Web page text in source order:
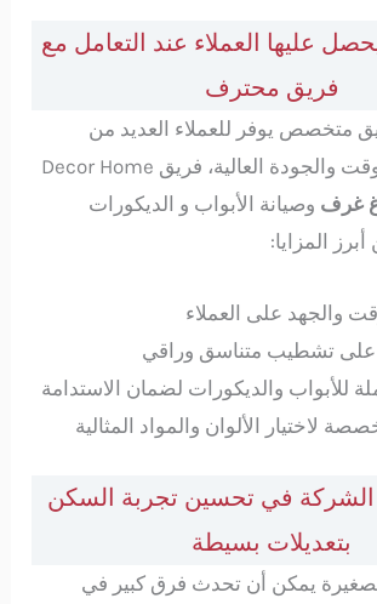
يحصل عليها العملاء عند التعامل مع
فريق محترف
متخصص يوفر للعملاء العديد من
الفوائد، أهمها الوقت والجودة العالية، فريق Decor Home
غرف وصيانة الأبواب و الديكورات
المزايا:
والجهد على العملاء
تشطيب متناسق وراقي
للأبواب والديكورات لضمان الاستدامة
لاختيار الألوان والمواد المثالية
في تحسين تجربة السكن
بتعديلات بسيطة
يمكن أن تحدث فرق كبير في